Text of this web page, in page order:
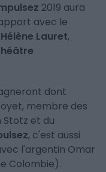
2019 aura
avec le
Hélène Lauret,
dont
membre des
Stotz et du
, c'est aussi
l'argentin Omar
Colombie).